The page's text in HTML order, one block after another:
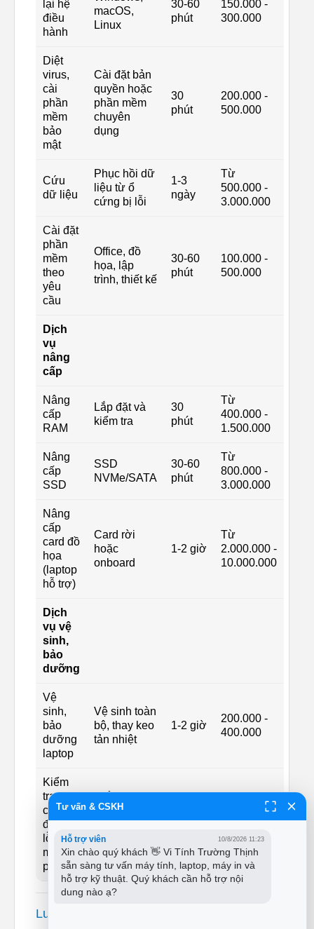
lại hệ
điều
hành
macOS,
Linux
30-60
phút
150.000 -
300.000
Diệt
virus,
cài
phần
mềm
bảo
mật
Cài đặt bản
quyền hoặc
phần mềm
chuyên
dụng
30
phút
200.000 -
500.000
Cứu
dữ liệu
Phục hồi dữ
liệu từ ổ
cứng bị lỗi
1-3
ngày
Từ
500.000 -
3.000.000
Cài đặt
phần
mềm
theo
yêu
cầu
Office, đồ
họa, lập
trình, thiết kế
30-60
phút
100.000 -
500.000
Dịch
vụ
nâng
cấp
Nâng
cấp
RAM
Lắp đặt và
kiểm tra
30
phút
Từ
400.000 -
1.500.000
Nâng
cấp
SSD
SSD
NVMe/SATA
30-60
phút
Từ
800.000 -
3.000.000
Nâng
cấp
card đồ
họa
(laptop
hỗ trợ)
Card rời
hoặc
onboard
1-2 giờ
Từ
2.000.000 -
10.000.000
Dịch
vụ vệ
sinh,
bảo
dưỡng
Vệ
sinh,
bảo
dưỡng
laptop
Vệ sinh toàn
bộ, thay keo
tản nhiệt
1-2 giờ
200.000 -
400.000
Kiểm
tra,
chẩn
đoán
lỗi
miễn
phí
Kiểm tra
toàn diện
phần cứng
và phần
mềm
Miễn phí
Lưu ý:
Tư vấn & CSKH
Hỗ trợ viên 10/8/2026 11:23
Xin chào quý khách 👋 Vi Tính Trường Thịnh
sẵn sàng tư vấn máy tính, laptop, máy in và
hỗ trợ kỹ thuật. Quý khách cần hỗ trợ nội
dung nào ạ?